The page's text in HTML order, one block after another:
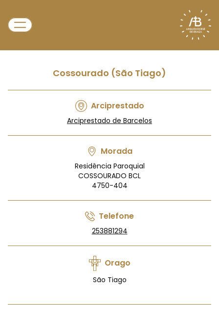
Cossourado (São Tiago)
Arciprestado
Arciprestado de Barcelos
Morada
Residência Paroquial
COSSOURADO BCL
4750-404
Telefone
253881294
Orago
São Tiago